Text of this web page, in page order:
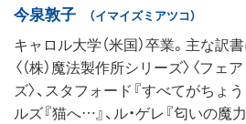
今泉敦子 （イマイズミアツコ）
キャロル大学（米国）卒業。主な訳
〈（株）魔法製作所シリーズ〉〈フェ
ズ〉、スタフォード『すべてがちょ
ルズ『猫へ…』、ル・ゲレ『匂いの魔